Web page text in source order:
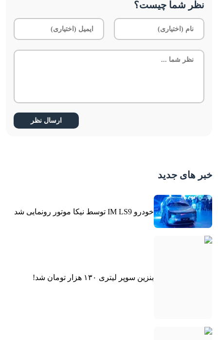
نظر شما چیست؟
خبر های جدید
خودرو IM LS9 توسط نیکا موتور رونمایی شد
بنزین سوپر لیتری ۱۳۰ هزار تومان شد!